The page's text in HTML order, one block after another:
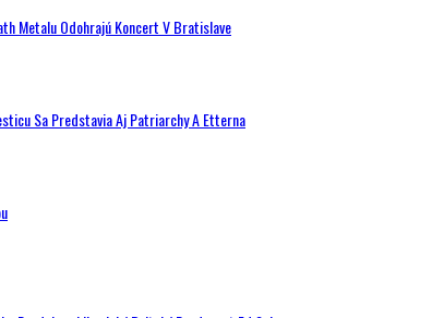
Metalu Odohrajú Koncert V Bratislave
Sa Predstavia Aj Patriarchy A Etterna